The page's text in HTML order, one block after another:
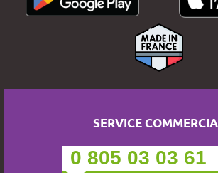
SERVICE
0 805 03 03 61